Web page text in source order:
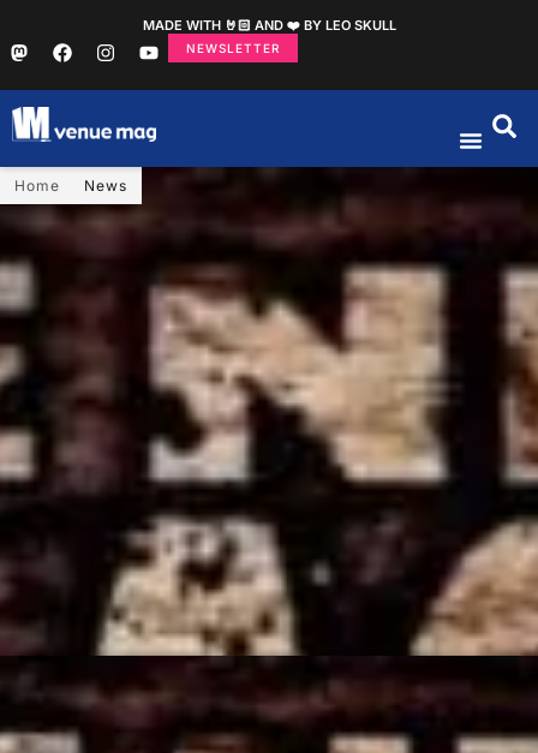
MADE WITH 🤘🏻 AND ❤️ BY LEO SKULL
NEWSLETTER
Home News